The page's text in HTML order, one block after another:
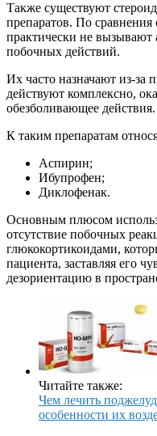
Также существуют
препаратов. По
практически не вызывают
побочных действий.
Их часто назначают из-за
действуют комплексно,
обезболивающее действия.
К таким препаратам
Аспирин;
Ибупрофен;
Диклофенак.
Основным плюсом
отсутствие побочных
глюкокортикоидами,
пациента, заставляя его
дезориентацию в
Читайте также:
Чем лечить
особенности их